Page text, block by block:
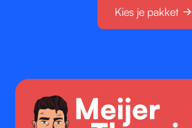
Kies je pakket